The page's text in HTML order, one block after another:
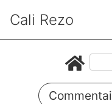
Cali Rezo